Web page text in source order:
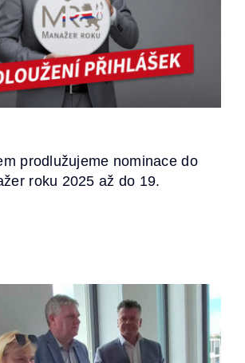
prodlužujeme nominace do
roku 2025 až do 19.